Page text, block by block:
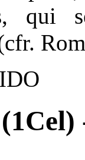
qui